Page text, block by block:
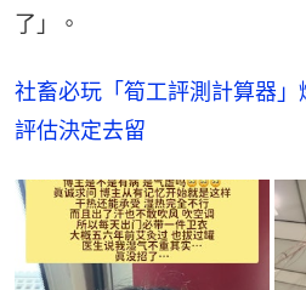
了」。
社畜必玩「筍工評測計算器
評估決定去留